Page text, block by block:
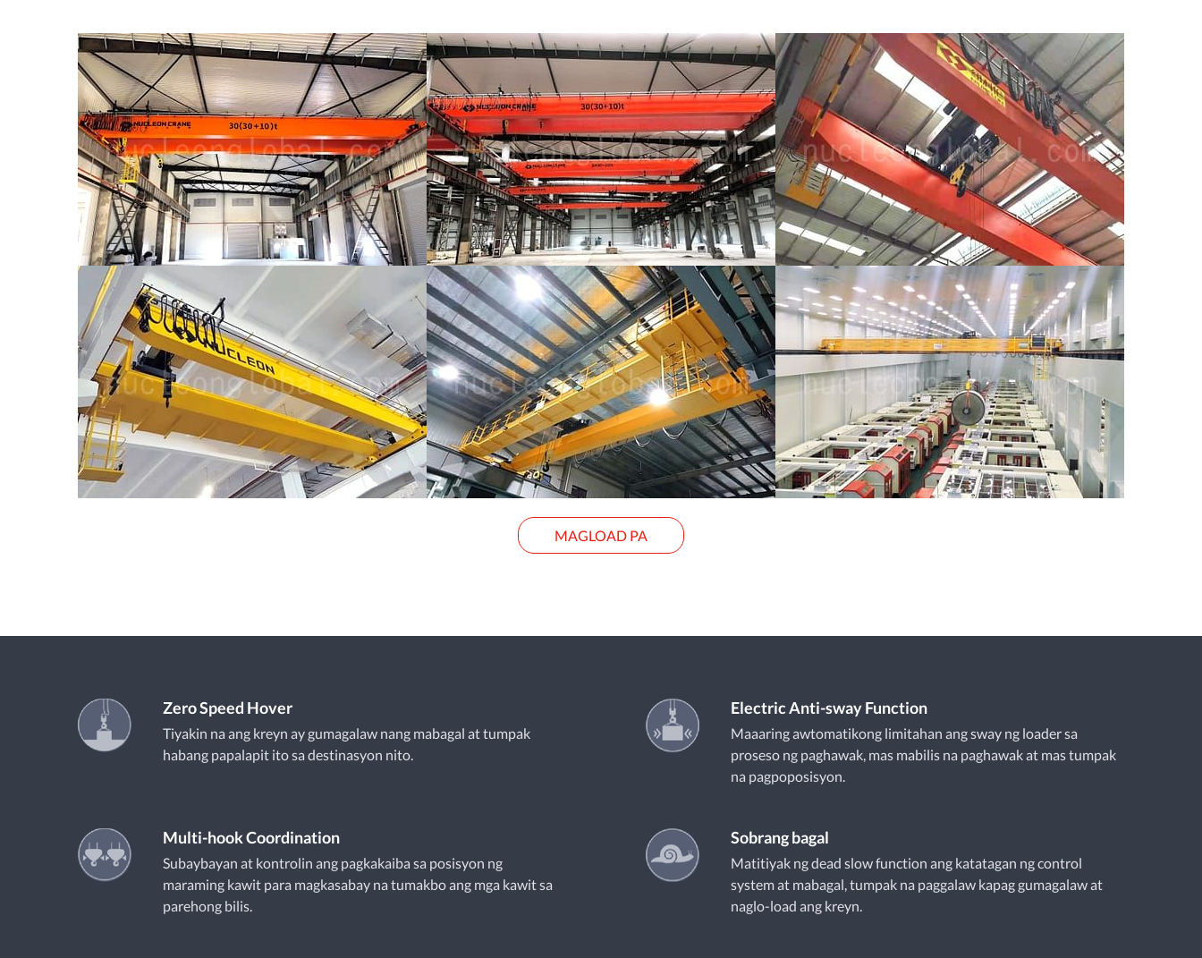
MAGLOAD PA
Zero Speed Hover
Tiyakin na ang kreyn ay gumagalaw nang mabagal at tumpak
habang papalapit ito sa destinasyon nito.
Electric Anti-sway Function
Maaaring awtomatikong limitahan ang sway ng loader sa
proseso ng paghawak, mas mabilis na paghawak at mas tumpak
na pagpoposisyon.
Multi-hook Coordination
Subaybayan at kontrolin ang pagkakaiba sa posisyon ng
maraming kawit para magkasabay na tumakbo ang mga kawit sa
parehong bilis.
Sobrang bagal
Matitiyak ng dead slow function ang katatagan ng control
system at mabagal, tumpak na paggalaw kapag gumagalaw at
naglo-load ang kreyn.